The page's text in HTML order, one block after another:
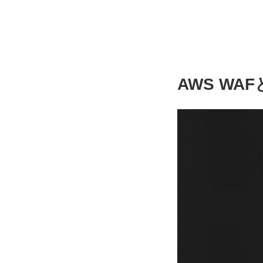
AWS WAF